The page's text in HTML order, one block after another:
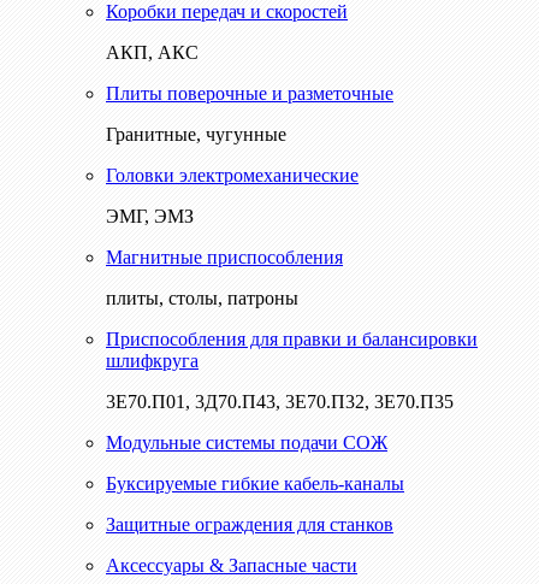
Коробки передач и скоростей
АКП, АКС
Плиты поверочные и разметочные
Гранитные, чугунные
Головки электромеханические
ЭМГ, ЭМЗ
Магнитные приспособления
плиты, столы, патроны
Приспособления для правки и балансировки
шлифкруга
3Е70.П01, 3Д70.П43, 3Е70.П32, 3Е70.П35
Модульные системы подачи СОЖ
Буксируемые гибкие кабель-каналы
Защитные ограждения для станков
Аксессуары & Запасные части